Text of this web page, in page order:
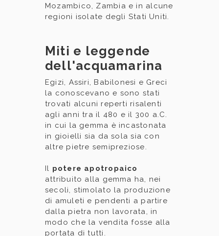
Mozambico, Zambia e in alcune
regioni isolate degli Stati Uniti.
Miti e leggende
dell'acquamarina
Egizi, Assiri, Babilonesi e Greci
la conoscevano e sono stati
trovati alcuni reperti risalenti
agli anni tra il 480 e il 300 a.C.
in cui la gemma è incastonata
in gioielli sia da sola sia con
altre pietre semipreziose.
Il potere apotropaico
attribuito alla gemma ha, nei
secoli, stimolato la produzione
di amuleti e pendenti a partire
dalla pietra non lavorata, in
modo che la vendita fosse alla
portata di tutti.